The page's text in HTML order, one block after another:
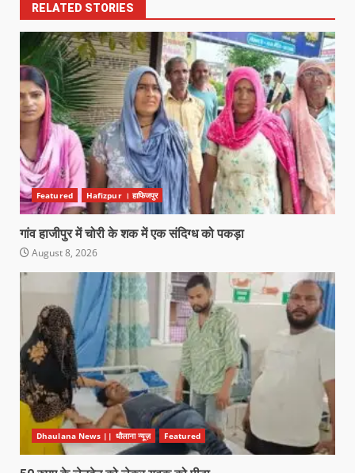
RELATED STORIES
Featured Hafizpur । हाफिजपुर
गांव हाजीपुर में चोरी के शक में एक संदिग्ध को पकड़ा
August 8, 2026
Dhaulana News || धौलाना न्यूज़ Featured